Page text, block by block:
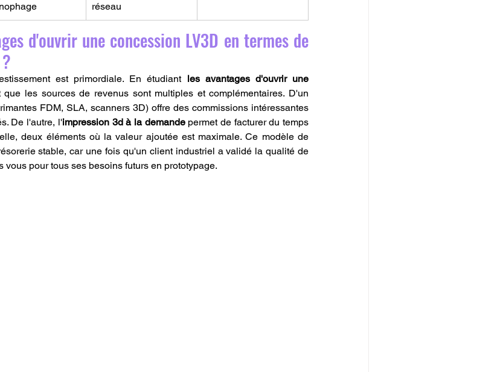
réseau
d'ouvrir une concession LV3D en termes de
est primordiale. En étudiant les avantages d'ouvrir une
que les sources de revenus sont multiples et complémentaires. D'un
FDM, SLA, scanners 3D) offre des commissions intéressantes
De l'autre, l'impression 3d à la demande permet de facturer du temps
deux éléments où la valeur ajoutée est maximale. Ce modèle de
stable, car une fois qu'un client industriel a validé la qualité de
vous pour tous ses besoins futurs en prototypage.